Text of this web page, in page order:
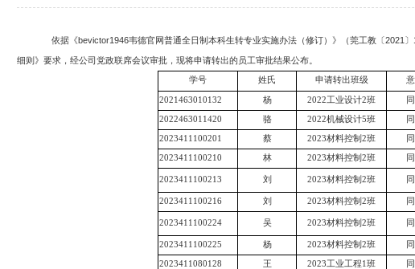
依据《bevictor1946韦德官网普通全日制本科生转专业实施办法（修订）》（莞工教〔2021 〕
细则》要求， 经公司党政联席会议审批，现将申请转出的员工审批结果公布。
学号
姓氏 申请转出班级
2021463010132 杨 2022工业设计2班
2022463011420
骆 2022机械设计5班
2023411100201
蔡 2023材料控制2班
2023411100210
林 2023材料控制2班
2023411100213 刘 2023材料控制2班
2023411100216 刘 2023材料控制2班
2023411100224 吴 2023材料控制2班
2023411100225 杨 2023材料控制2班
2023411080128
王 2023工业工程1班